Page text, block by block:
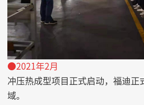
●2021年2月
冲压热成型项目正式启动，福迪正
域。